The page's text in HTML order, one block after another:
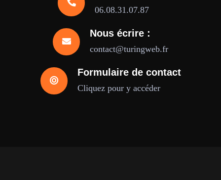
06.08.31.07.87
Nous écrire :
contact@turingweb.fr
Formulaire de contact
Cliquez pour y accéder